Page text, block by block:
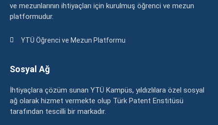
ve mezunlarının ihtiyaçları için kurulmuş öğrenci ve mezun
platformudur.
YTÜ Öğrenci ve Mezun Platformu
Sosyal Ağ
İhtiyaçlara çözüm sunan YTÜ Kampüs, yıldızlılara özel sosyal
ağ olarak hizmet vermekte olup Türk Patent Enstitüsü
tarafından tescilli bir markadır.